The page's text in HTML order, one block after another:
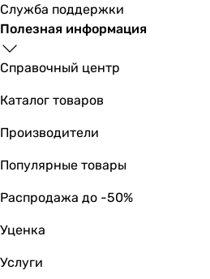
186 мм
186 мм
Глубина
87 мм
87 мм
белый
Вес
1.5 кг
Габариты в упаковке
245 мм
Служба поддержки
Полезная информация
Справочный центр
Каталог товаров
Производители
Популярные товары
Распродажа до -50%
Уценка
Услуги